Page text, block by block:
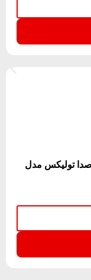
سایلنت ۷۵۰ وات بیصدا تولیکس مدل